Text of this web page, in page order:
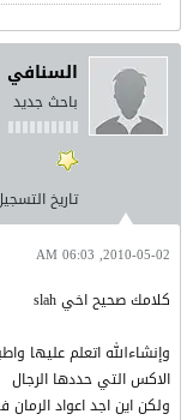
السنافي
باحث جديد
تاريخ
2010-05-02, 06:03 AM
كلامك صحيح اخي slah
وإنشاءالله اتعلم عليها
الاكس التي حددها الرجال
ولكن اين اجد اعواد